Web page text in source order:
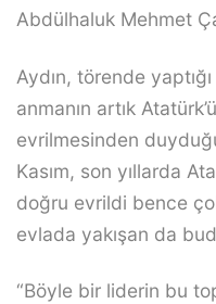
Abdülhaluk Mehmet
Aydın, törende
anmanın artık
evrilmesinden
Kasım, son yıllarda
doğru evrildi bence
evlada yakışan da
“Böyle bir liderin bu